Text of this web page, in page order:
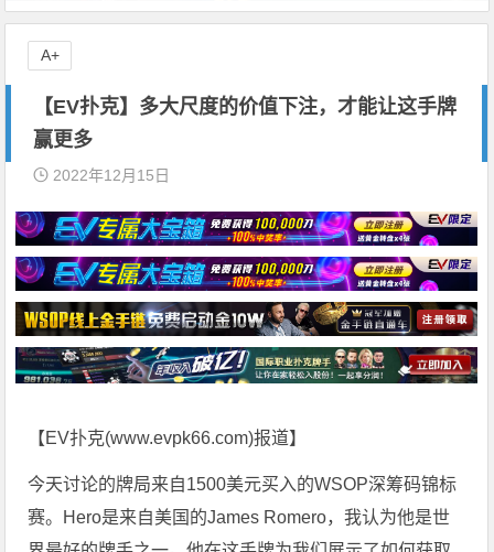
【EV扑克】多大尺度的价值下注，才能让这手牌
赢更多
2022年12月15日
【EV扑克(www.evpk66.com)报道】
今天讨论的牌局来自1500美元买入的WSOP深筹码锦标
赛。Hero是来自美国的James Romero，我认为他是世
A+